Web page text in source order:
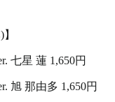
七星 蓮 1,650円
旭 那由多 1,650円